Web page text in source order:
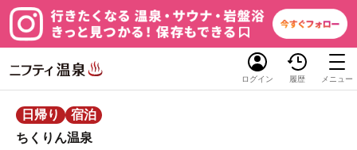
ログイン 履歴 メニュー
日帰り
宿泊
ちくりん温泉